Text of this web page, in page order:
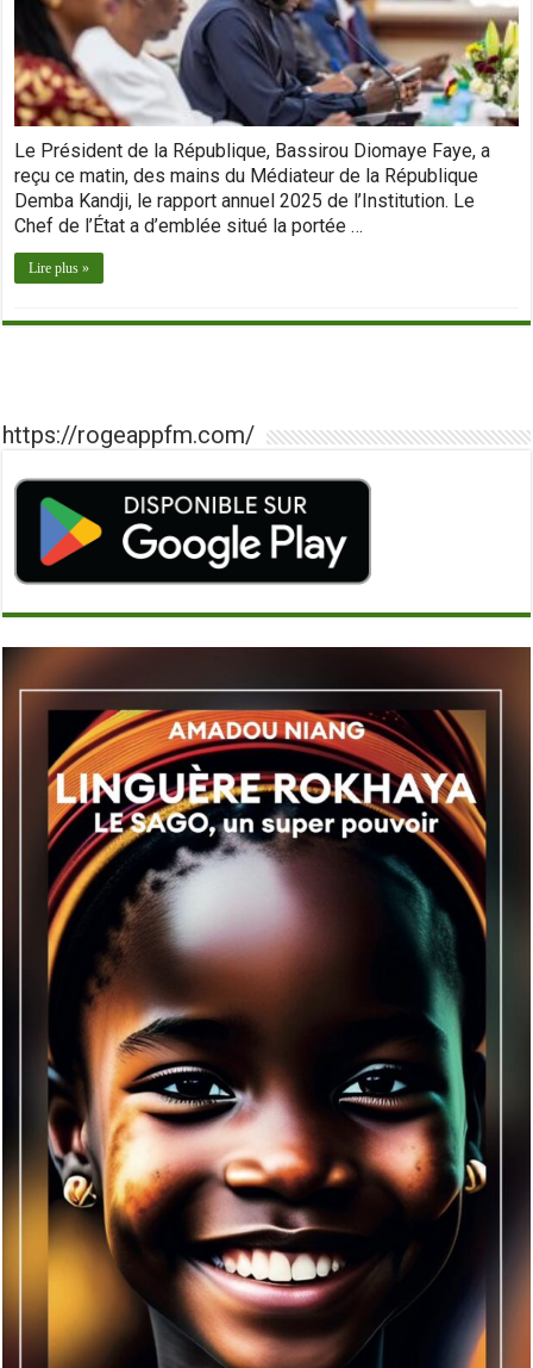
Le Président de la République, Bassirou Diomaye Faye, a
reçu ce matin, des mains du Médiateur de la République
Demba Kandji, le rapport annuel 2025 de l’Institution. Le
Chef de l’État a d’emblée situé la portée …
Lire plus »
https://rogeappfm.com/